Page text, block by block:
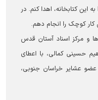
کتابخانه، اهدا کنم. در
کار کوچک را انجام دهم.
و مرکز اسناد آستان قدس
حسینی کمالی، با اعطای
عضو عشایر خراسان جنوبی،